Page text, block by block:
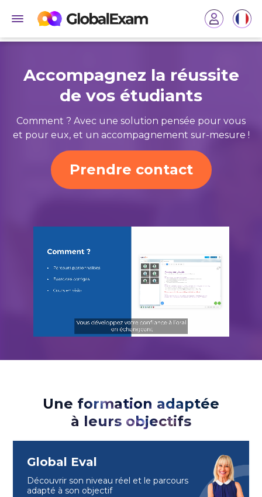
Accompagnez la réussite
de vos étudiants
Comment ? Avec une solution pensée pour vous
et pour eux, et un accompagnement sur-mesure !
Prendre contact
Une formation adaptée
à leurs objectifs
Global Eval
Découvrir son niveau réel et le parcours
adapté à son objectif